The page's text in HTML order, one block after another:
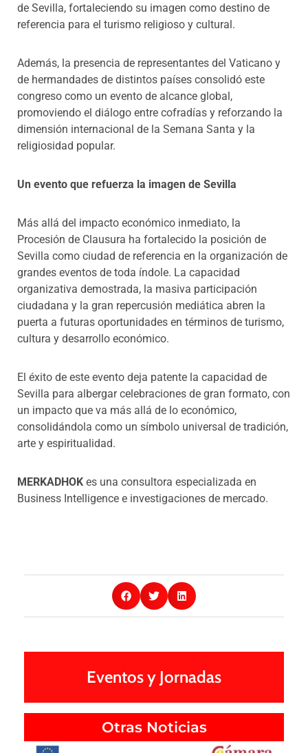
de Sevilla, fortaleciendo su imagen como destino de
referencia para el turismo religioso y cultural.
Además, la presencia de representantes del Vaticano y
de hermandades de distintos países consolidó este
congreso como un evento de alcance global,
promoviendo el diálogo entre cofradías y reforzando la
dimensión internacional de la Semana Santa y la
religiosidad popular.
Un evento que refuerza la imagen de Sevilla
Más allá del impacto económico inmediato, la
Procesión de Clausura ha fortalecido la posición de
Sevilla como ciudad de referencia en la organización de
grandes eventos de toda índole. La capacidad
organizativa demostrada, la masiva participación
ciudadana y la gran repercusión mediática abren la
puerta a futuras oportunidades en términos de turismo,
cultura y desarrollo económico.
El éxito de este evento deja patente la capacidad de
Sevilla para albergar celebraciones de gran formato, con
un impacto que va más allá de lo económico,
consolidándola como un símbolo universal de tradición,
arte y espiritualidad.
MERKADHOK es una consultora especializada en
Business Intelligence e investigaciones de mercado.
Eventos y Jornadas
Otras Noticias